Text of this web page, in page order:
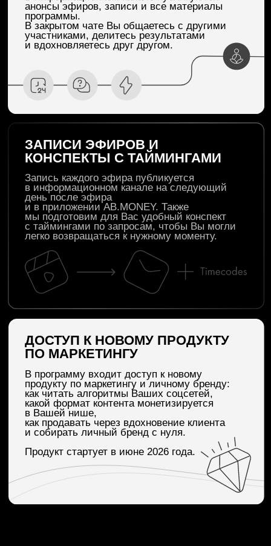
ЧТО МЫ РАЗБЕРЕМ
В ФОКУС-ГРУППЕ
МАРКЕТИНГ БЕЗУМНО ИЗМЕНИЛСЯ.
МНОГИЕ ДО СИХ ПОР РАБОТАЮТ
ПО СХЕМАМ ПЯТИЛЕТНЕЙ
ДАВНОСТИ — СТАРЫЕ СМЫСЛЫ,
СТАРЫЕ СЛОВА. Я РЕАЛЬНО
В ИСКРЕННЕМ ИССЛЕДОВАНИИ
SASHA BELAIR
ЧТО МЫ РАЗБЕРЕМ В ФОКУС-
Все три недели посвящены маркетингу
и личному бренду. На эфирах будут
участников фокус-группы, и на их
примере будут разобраны темы:
трафик, аналитика, личный бренд
SASHA BELAIR